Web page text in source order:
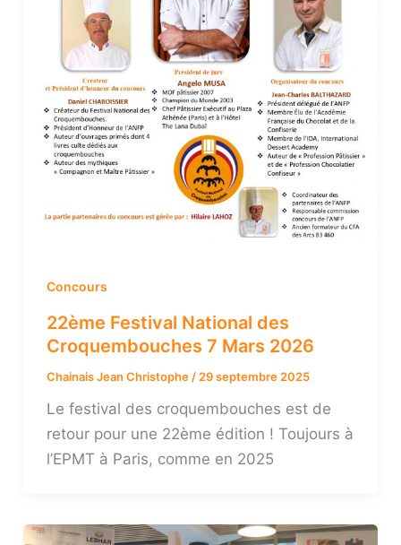
Concours
22ème Festival National des
Croquembouches 7 Mars 2026
Chainais Jean Christophe / 29 septembre 2025
Le festival des croquembouches est de
retour pour une 22ème édition ! Toujours à
l’EPMT à Paris, comme en 2025